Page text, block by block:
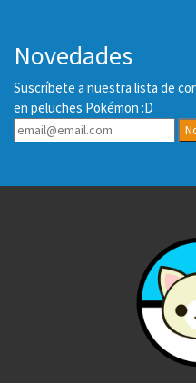
Novedades
Suscríbete a nuestra lista de
en peluches Pokémon :D